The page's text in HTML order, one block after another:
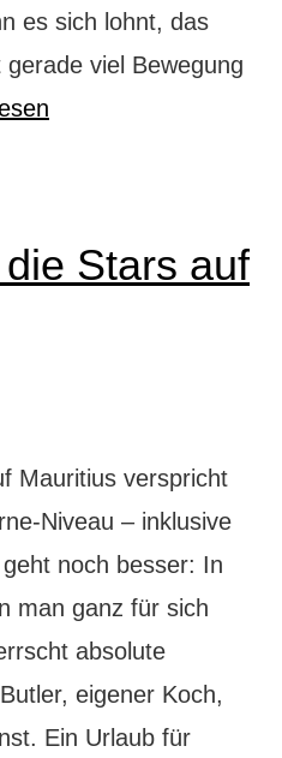
es sich lohnt, das
viel Bewegung
Stars auf
Mauritius verspricht
Niveau – inklusive
noch besser: In
man ganz für sich
absolute
eigener Koch,
Ein Urlaub für